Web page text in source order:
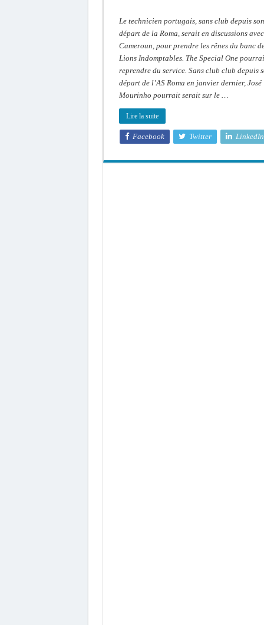
Le technicien portugais, sans club depuis son
départ de la Roma, serait en discussions
Cameroun, pour prendre les rênes du banc
Lions Indomptables. The Special One
reprendre du service. Sans club club depuis
départ de l’AS Roma en janvier dernier, José
Mourinho pourrait serait sur le …
Lire la suite
Facebook Twitter LinkedIn